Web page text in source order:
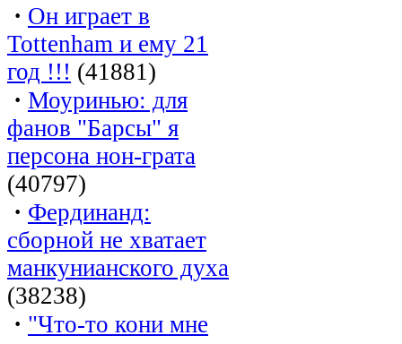
· Он играет в
Tottenham и ему 21
год !!! (41881)
· Моуринью: для
фанов "Барсы" я
персона нон-грата
(40797)
· Фердинанд:
сборной не хватает
манкунианского духа
(38238)
· "Что-то кони мне